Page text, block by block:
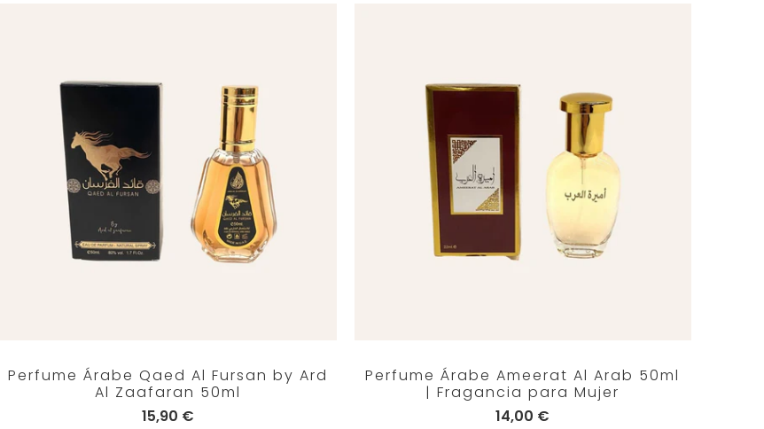
Perfume Árabe Qaed Al Fursan by Ard
Al Zaafaran 50ml
15,90 €
Perfume Árabe Ameerat Al Arab 50ml
| Fragancia para Mujer
14,00 €